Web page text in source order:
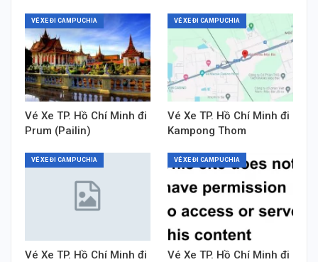
VÉ XE ĐI CAMPUCHIA
Vé Xe TP. Hồ Chí Minh đi
Prum (Pailin)
VÉ XE ĐI CAMPUCHIA
Vé Xe TP. Hồ Chí Minh đi
Kampong Thom
VÉ XE ĐI CAMPUCHIA
Vé Xe TP. Hồ Chí Minh đi
VÉ XE ĐI CAMPUCHIA
Vé Xe TP. Hồ Chí Minh đi